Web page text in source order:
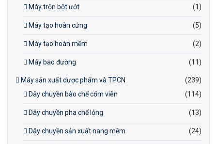
Máy trộn bột ướt (1)
Máy tạo hoàn cứng (5)
Máy tạo hoàn mềm (2)
Máy bao đường (11)
Máy sản xuất dược phẩm và TPCN
(239)
Dây chuyền bào chế cốm viên
(114)
Dây chuyền pha chế lỏng (13)
Dây chuyền sản xuất nang mềm (24)